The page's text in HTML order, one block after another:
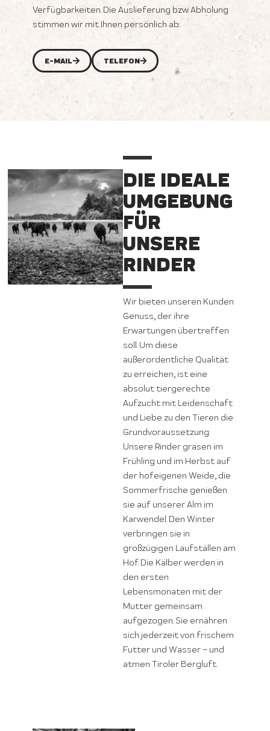
Verfügbarkeiten. Die Auslieferung bzw. Abholung
stimmen wir mit Ihnen persönlich ab:
E-MAIL TELEFON
DIE IDEALE
UMGEBUNG
FÜR
UNSERE
RINDER
Wir bieten unseren Kunden
Genuss, der ihre
Erwartungen übertreffen
soll. Um diese
außerordentliche Qualität
zu erreichen, ist eine
absolut tiergerechte
Aufzucht mit Leidenschaft
und Liebe zu den Tieren die
Grundvoraussetzung.
Unsere Rinder grasen im
Frühling und im Herbst auf
der hofeigenen Weide, die
Sommerfrische genießen
sie auf unserer Alm im
Karwendel. Den Winter
verbringen sie in
großzügigen Laufställen am
Hof. Die Kälber werden in
den ersten
Lebensmonaten mit der
Mutter gemeinsam
aufgezogen. Sie ernähren
sich jederzeit von frischem
Futter und Wasser – und
atmen Tiroler Bergluft.